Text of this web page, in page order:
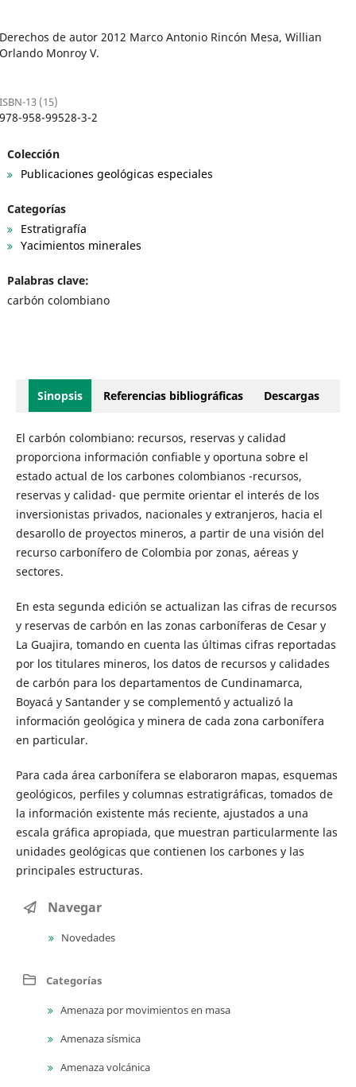
Derechos de autor 2012 Marco Antonio Rincón Mesa, Willian
Orlando Monroy V.
ISBN-13 (15)
978-958-99528-3-2
Colección
Publicaciones geológicas especiales
Categorías
Estratigrafía
Yacimientos minerales
Palabras clave:
carbón colombiano
Sinopsis Referencias bibliográficas Descargas
El carbón colombiano: recursos, reservas y calidad
proporciona información confiable y oportuna sobre el
estado actual de los carbones colombianos -recursos,
reservas y calidad- que permite orientar el interés de los
inversionistas privados, nacionales y extranjeros, hacia el
desarollo de proyectos mineros, a partir de una visión del
recurso carbonífero de Colombia por zonas, aéreas y
sectores.
En esta segunda edición se actualizan las cifras de recursos
y reservas de carbón en las zonas carboníferas de Cesar y
La Guajira, tomando en cuenta las últimas cifras reportadas
por los titulares mineros, los datos de recursos y calidades
de carbón para los departamentos de Cundinamarca,
Boyacá y Santander y se complementó y actualizó la
información geológica y minera de cada zona carbonífera
en particular.
Para cada área carbonífera se elaboraron mapas, esquemas
geológicos, perfiles y columnas estratigráficas, tomados de
la información existente más reciente, ajustados a una
escala gráfica apropiada, que muestran particularmente las
unidades geológicas que contienen los carbones y las
principales estructuras.
Navegar
Novedades
Categorías
Amenaza por movimientos en masa
Amenaza sísmica
Amenaza volcánica